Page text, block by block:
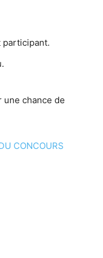
participant.
une chance de
CONCOURS